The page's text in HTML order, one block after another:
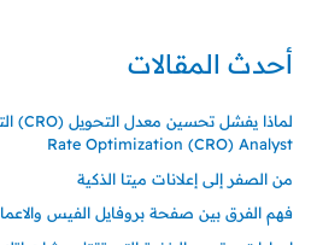
أحدث المقالات
Rate Optimization (CRO) Analyst
من الصفر إلى إعلانات ميتا الذكية
فهم الفرق بين صفحة بروفايل الفيس